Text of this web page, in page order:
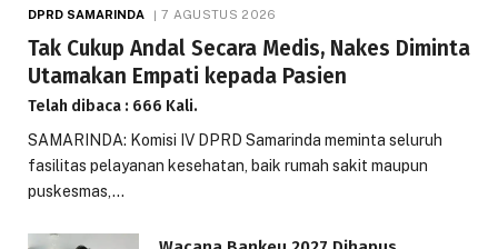
DPRD SAMARINDA 7 AGUSTUS 2026
Tak Cukup Andal Secara Medis, Nakes Diminta
Utamakan Empati kepada Pasien
Telah dibaca : 666 Kali.
SAMARINDA: Komisi IV DPRD Samarinda meminta seluruh
fasilitas pelayanan kesehatan, baik rumah sakit maupun
puskesmas,…